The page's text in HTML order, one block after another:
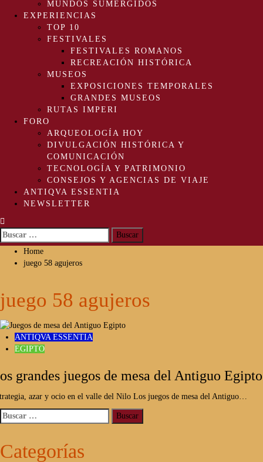
MUNDOS SUMERGIDOS
EXPERIENCIAS
TOP 10
FESTIVALES
FESTIVALES ROMANOS
RECREACIÓN HISTÓRICA
MUSEOS
EXPOSICIONES TEMPORALES
GRANDES MUSEOS
RUTAS IMPERI
FORO
ARQUEOLOGÍA HOY
DIVULGACIÓN HISTÓRICA Y
COMUNICACIÓN
TECNOLOGÍA Y PATRIMONIO
CONSEJOS Y AGENCIAS DE VIAJE
ANTIQVA ESSENTIA
NEWSLETTER
Buscar:
Home
juego 58 agujeros
juego 58 agujeros
ANTIQVA ESSENTIA
EGIPTO
grandes juegos de mesa del Antiguo Egipto
azar y ocio en el valle del Nilo Los juegos de mesa del Antiguo…
Buscar:
Categorías